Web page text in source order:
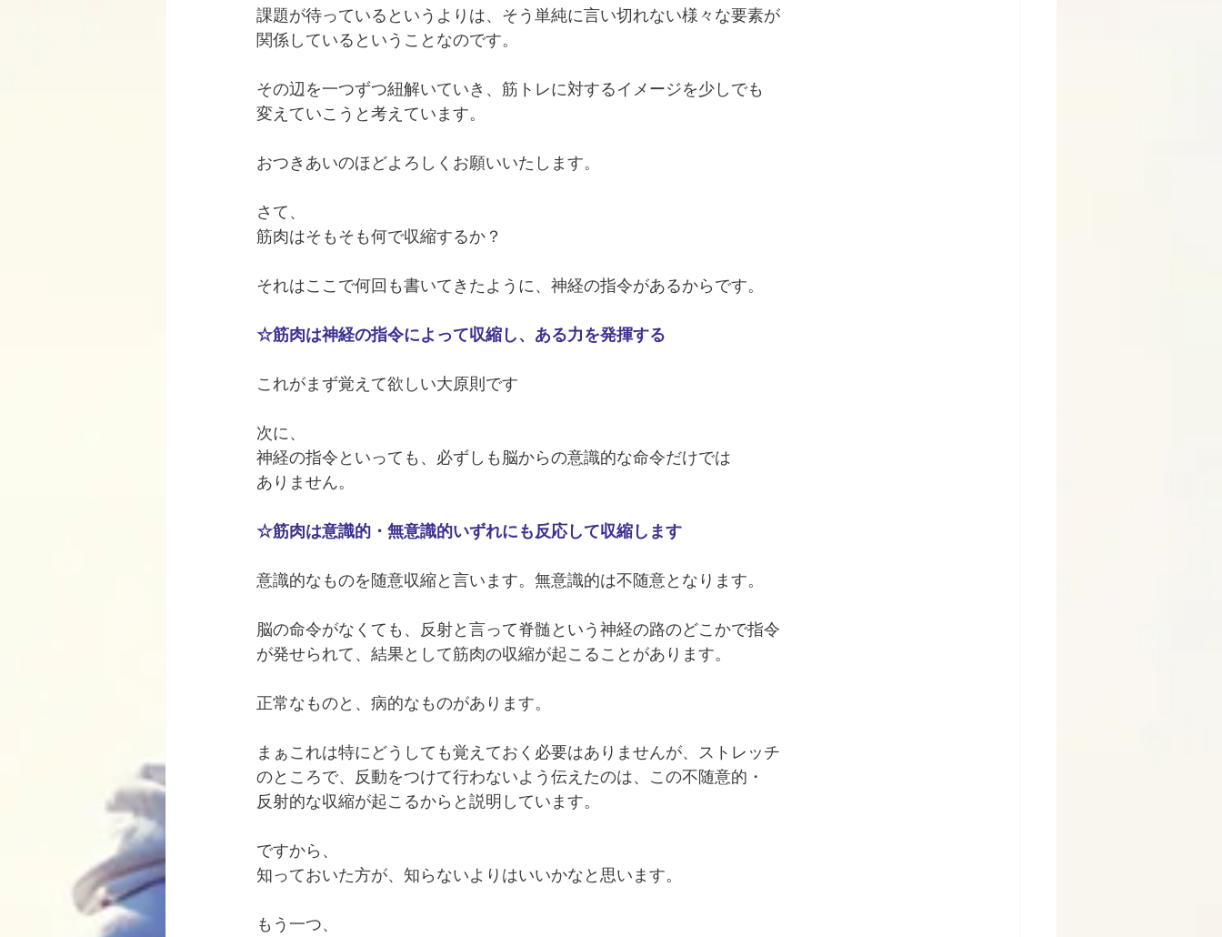
課題が待っているというよりは、そう単純に言い切れない様々な要素が
関係しているということなのです。
その辺を一つずつ紐解いていき、筋トレに対するイメージを少しでも
変えていこうと考えています。
おつきあいのほどよろしくお願いいたします。
さて、
筋肉はそもそも何で収縮するか？
それはここで何回も書いてきたように、神経の指令があるからです。
☆筋肉は神経の指令によって収縮し、ある力を発揮する
これがまず覚えて欲しい大原則です
次に、
神経の指令といっても、必ずしも脳からの意識的な命令だけでは
ありません。
☆筋肉は意識的・無意識的いずれにも反応して収縮します
意識的なものを随意収縮と言います。無意識的は不随意となります。
脳の命令がなくても、反射と言って脊髄という神経の路のどこかで指令
が発せられて、結果として筋肉の収縮が起こることがあります。
正常なものと、病的なものがあります。
まぁこれは特にどうしても覚えておく必要はありませんが、ストレッチ
のところで、反動をつけて行わないよう伝えたのは、この不随意的・
反射的な収縮が起こるからと説明しています。
ですから、
知っておいた方が、知らないよりはいいかなと思います。
もう一つ、